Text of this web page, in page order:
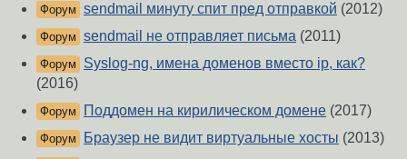
Форум sendmail минуту спит пред отправкой (2012)
Форум sendmail не отправляет письма (2011)
Форум
Syslog-ng, имена доменов вместо ip, как?
(2016)
Форум Поддомен на кирилическом домене (2017)
Форум Браузер не видит виртуальные хосты (2013)